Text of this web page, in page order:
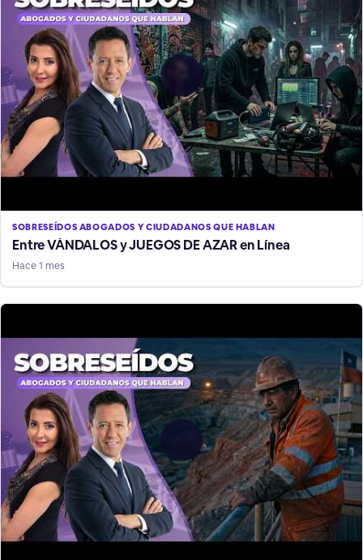
SOBRESEÍDOS ABOGADOS Y CIUDADANOS QUE HABLAN
Entre VÁNDALOS y JUEGOS DE AZAR en Línea
Hace 1 mes